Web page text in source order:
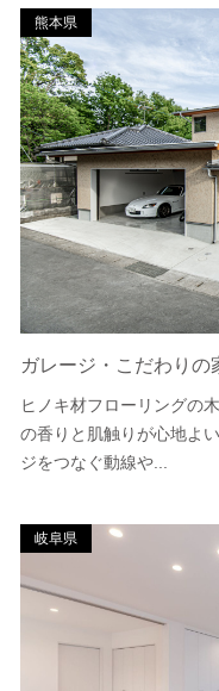
熊本県
ガレージ・こだわりの
ヒノキ材フローリングの
の香りと肌触りが心地よ
ジをつなぐ動線や...
岐阜県